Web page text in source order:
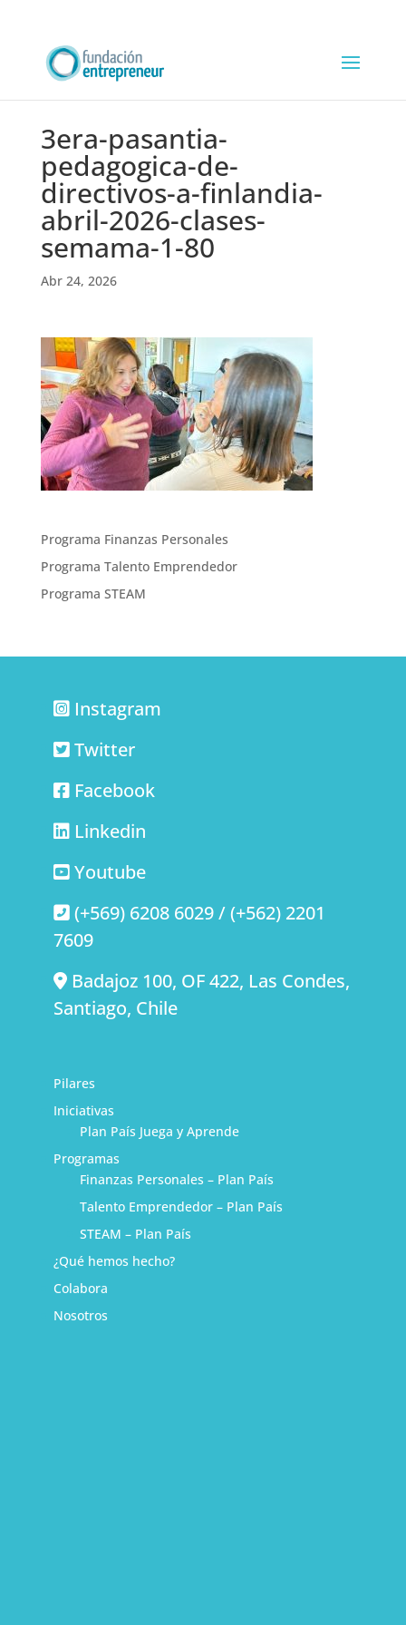
3era-pasantia-
pedagogica-de-
directivos-a-finlandia-
abril-2026-clases-
semama-1-80
Abr 24, 2026
Programa Finanzas Personales
Programa Talento Emprendedor
Programa STEAM
Instagram
Twitter
Facebook
Linkedin
Youtube
(+569) 6208 6029 / (+562) 2201
7609
Badajoz 100, OF 422, Las Condes,
Santiago, Chile
Pilares
Iniciativas
Plan País Juega y Aprende
Programas
Finanzas Personales – Plan País
Talento Emprendedor – Plan País
STEAM – Plan País
¿Qué hemos hecho?
Colabora
Nosotros